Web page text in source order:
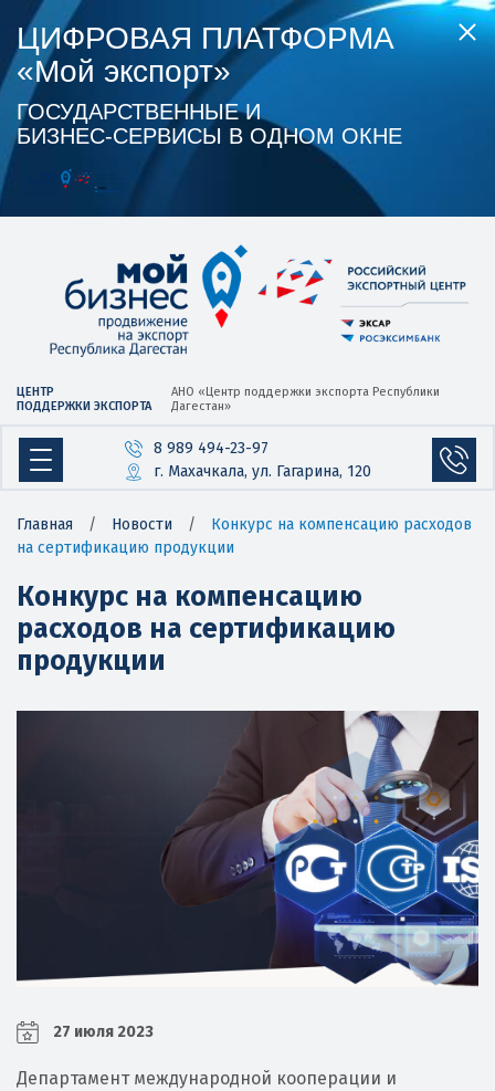
ЦИФРОВАЯ ПЛАТФОРМА
«Мой экспорт»
ГОСУДАРСТВЕННЫЕ И
БИЗНЕС‑СЕРВИСЫ В ОДНОМ ОКНЕ
ЦЕНТР
ПОДДЕРЖКИ ЭКСПОРТА
АНО «Центр поддержки экспорта Республики
Дагестан»
8 989 494-23-97
г. Махачкала, ул. Гагарина, 120
Главная / Новости /
Конкурс на компенсацию расходов
на сертификацию продукции
Конкурс на компенсацию
расходов на сертификацию
продукции
27 июля 2023
Департамент международной кооперации и